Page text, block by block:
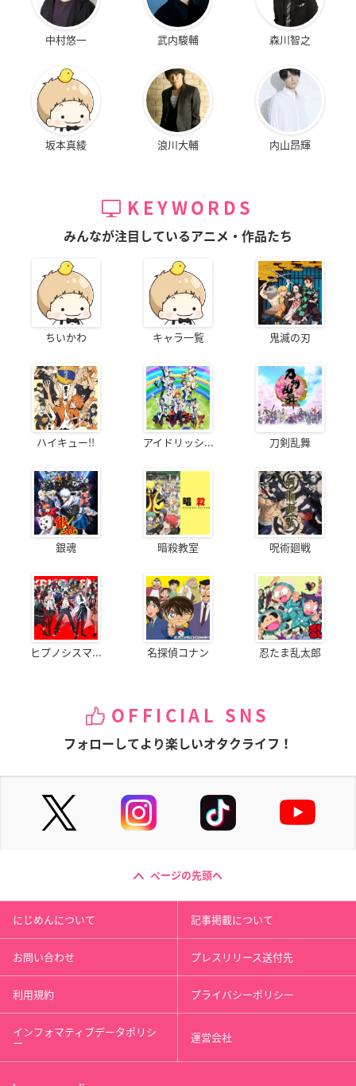
中村悠一 武内駿輔 森川智之
坂本真綾 浪川大輔 内山昂輝
KEYWORDS
みんなが注目しているアニメ・作品たち
ちいかわ キャラ一覧 鬼滅の刃
ハイキュー!! アイドリッシ... 刀剣乱舞
銀魂 暗殺教室 呪術廻戦
ヒプノシスマ... 名探偵コナン 忍たま乱太郎
OFFICIAL SNS
フォローしてより楽しいオタクライフ！
ページの先頭へ
にじめんについて 記事掲載について
お問い合わせ プレスリリース送付先
利用規約 プライバシーポリシー
インフォマティブデータポリシ
ー 運営会社